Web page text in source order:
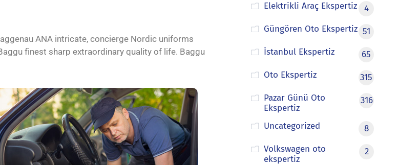
ANA intricate, concierge Nordic uniforms
finest sharp extraordinary quality of life. Baggu
Elektrikli Araç Ekspertiz
4
Güngören Oto Ekspertiz 51
İstanbul Ekspertiz
65
Oto Ekspertiz
315
Pazar Günü Oto
Ekspertiz
316
Uncategorized
8
Volkswagen oto
ekspertiz
2